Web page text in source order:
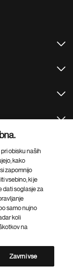
obisku naših
kako
zapomnijo
vsebino, ki je
dati soglasje za
samo nujno
koli
na
Zavrni vse